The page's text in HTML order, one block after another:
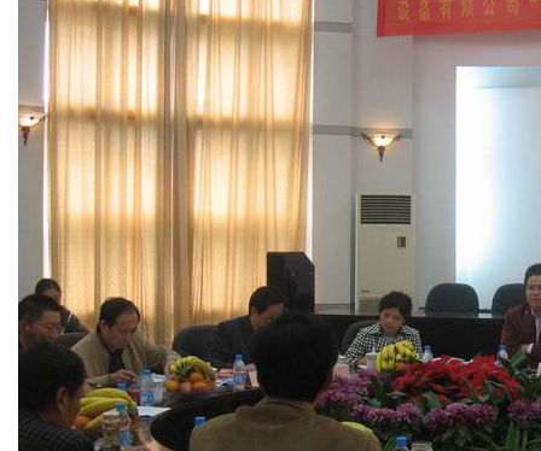
公司大事记
气流干燥系列
带式干燥焙烧系列
桨叶式干燥系列
载体干燥系列
滚筒干燥系列
食品行业
化工行业
工程技术中心
质量监督技术中心
范群新闻
技术专栏
服务中心
全球契约组织成员
公益支持
社会责任报告
社会责任
绿色发展
联系我们